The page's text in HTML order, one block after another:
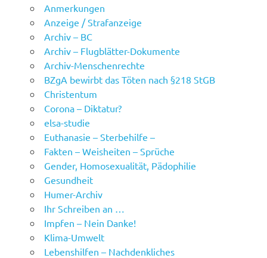
Anmerkungen
Anzeige / Strafanzeige
Archiv – BC
Archiv – Flugblätter-Dokumente
Archiv-Menschenrechte
BZgA bewirbt das Töten nach §218 StGB
Christentum
Corona – Diktatur?
elsa-studie
Euthanasie – Sterbehilfe –
Fakten – Weisheiten – Sprüche
Gender, Homosexualität, Pädophilie
Gesundheit
Humer-Archiv
Ihr Schreiben an …
Impfen – Nein Danke!
Klima-Umwelt
Lebenshilfen – Nachdenkliches